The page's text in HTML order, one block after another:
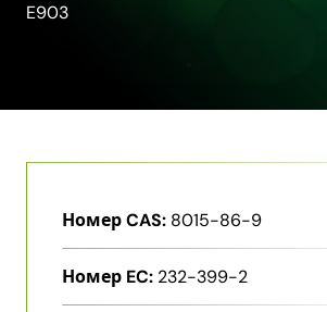
E903
Номер CAS: 8015-86-9
Номер EC: 232-399-2